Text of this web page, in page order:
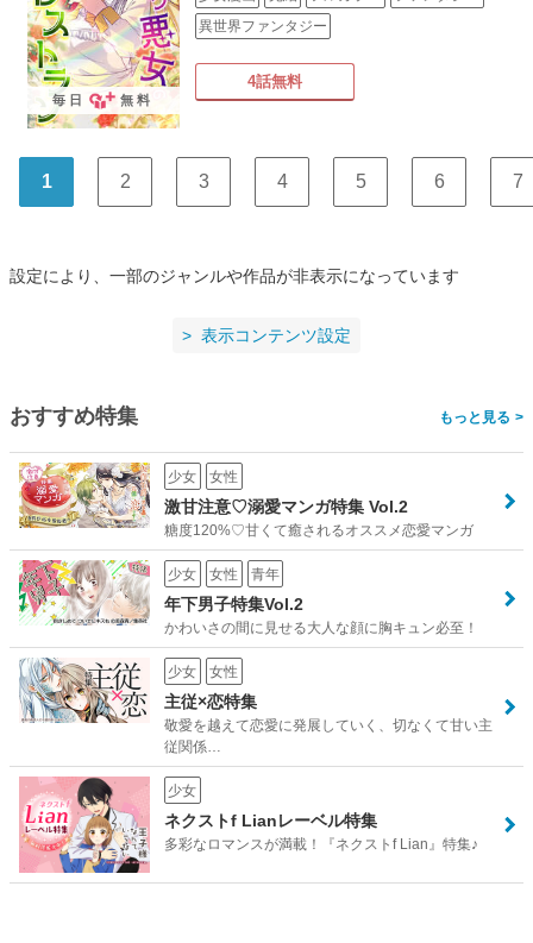
異世界ファンタジー
4話無料
毎日 無料
1 2 3 4 5 6 7
設定により、一部のジャンルや作品が非表示になっています
表示コンテンツ設定
おすすめ特集 >
少女 女性
激甘注意♡溺愛マンガ特集 Vol.2
糖度120%♡甘くて癒されるオススメ恋愛マンガ
少女 女性 青年
年下男子特集Vol.2
かわいさの間に見せる大人な顔に胸キュン必至！
少女 女性
主従×恋特集
敬愛を越えて恋愛に発展していく、切なくて甘い主
従関係…
少女
ネクストf Lianレーベル特集
多彩なロマンスが満載！『ネクストf Lian』特集♪